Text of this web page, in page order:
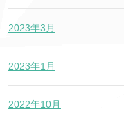
2023年3月
2023年1月
2022年10月